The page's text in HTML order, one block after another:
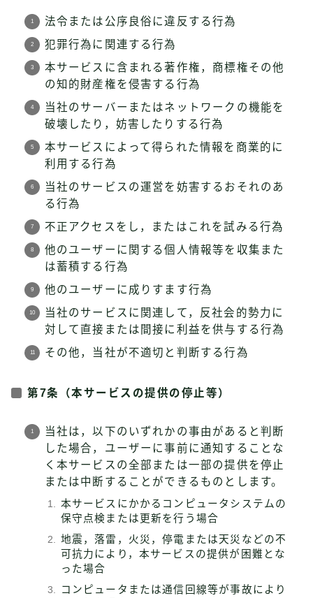
法令または公序良俗に違反する行為
犯罪行為に関連する行為
本サービスに含まれる著作権，商標権その他
の知的財産権を侵害する行為
当社のサーバーまたはネットワークの機能を
破壊したり，妨害したりする行為
本サービスによって得られた情報を商業的に
利用する行為
当社のサービスの運営を妨害するおそれのあ
る行為
不正アクセスをし，またはこれを試みる行為
他のユーザーに関する個人情報等を収集また
は蓄積する行為
他のユーザーに成りすます行為
当社のサービスに関連して，反社会的勢力に
対して直接または間接に利益を供与する行為
その他，当社が不適切と判断する行為
第7条（本サービスの提供の停止等）
当社は，以下のいずれかの事由があると判断
した場合，ユーザーに事前に通知することな
く本サービスの全部または一部の提供を停止
または中断することができるものとします。
本サービスにかかるコンピュータシステムの
保守点検または更新を行う場合
地震，落雷，火災，停電または天災などの不
可抗力により，本サービスの提供が困難とな
った場合
コンピュータまたは通信回線等が事故により